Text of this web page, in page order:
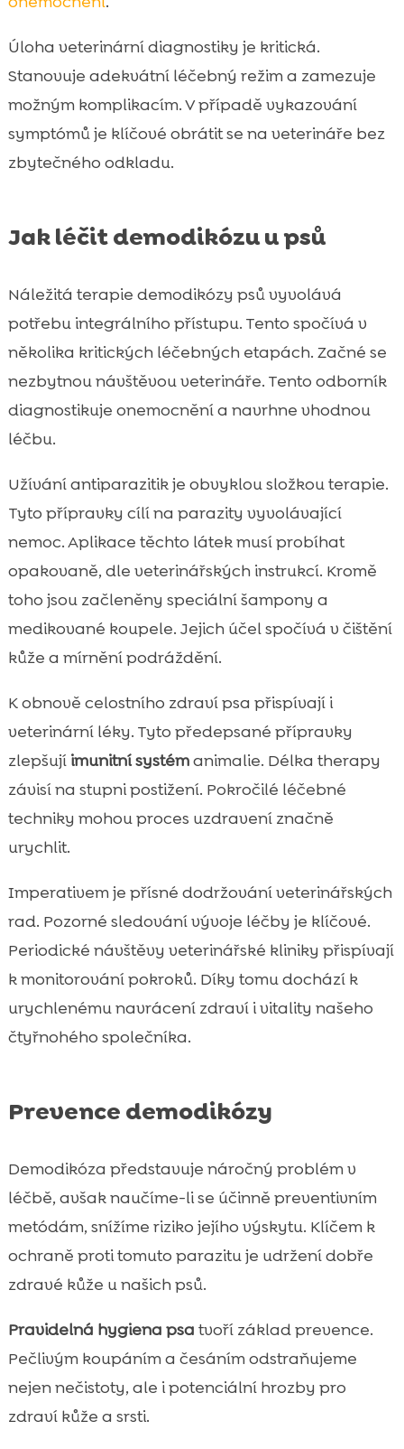
Úloha veterinární diagnostiky je kritická.
Stanovuje adekvátní léčebný režim a zamezuje
možným komplikacím. V případě vykazování
symptómů je klíčové obrátit se na veterináře bez
zbytečného odkladu.
Jak léčit demodikózu u psů
Náležitá terapie demodikózy psů vyvolává
potřebu integrálního přístupu. Tento spočívá v
několika kritických léčebných etapách. Začné se
nezbytnou návštěvou veterináře. Tento odborník
diagnostikuje onemocnění a navrhne vhodnou
léčbu.
Užívání antiparazitik je obvyklou složkou terapie.
Tyto přípravky cílí na parazity vyvolávající
nemoc. Aplikace těchto látek musí probíhat
opakovaně, dle veterinářských instrukcí. Kromě
toho jsou začleněny speciální šampony a
medikované koupele. Jejich účel spočívá v čištění
kůže a mírnění podráždění.
K obnově celostního zdraví psa přispívají i
veterinární léky. Tyto předepsané přípravky
zlepšují imunitní systémanimalie. Délka therapy
závisí na stupni postižení. Pokročilé léčebné
techniky mohou proces uzdravení značně
urychlit.
Imperativem je přísné dodržování veterinářských
rad. Pozorné sledování vývoje léčby je klíčové.
Periodické návštěvy veterinářské kliniky přispívají
k monitorování pokroků. Díky tomu dochází k
urychlenému navrácení zdraví i vitality našeho
čtyřnohého společníka.
Prevence demodikózy
Demodikóza představuje náročný problém v
léčbě, avšak naučíme-li se účinně preventivním
metódám, snížíme riziko jejího výskytu. Klíčem k
ochraně proti tomuto parazitu je udržení dobře
zdravé kůže u našich psů.
Pravidelná hygiena psa tvoří základ prevence.
Pečlivým koupáním a česáním odstraňujeme
nejen nečistoty, ale i potenciální hrozby pro
zdraví kůže a srsti.